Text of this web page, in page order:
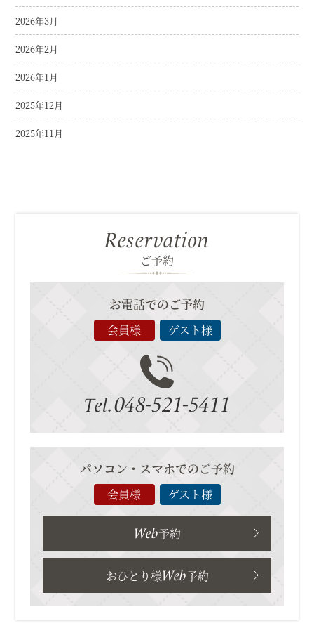
2026年3月
2026年2月
2026年1月
2025年12月
2025年11月
Reservation
ご予約
お電話でのご予約
会員様 ゲスト様
Tel.048-521-5411
パソコン・スマホでのご予約
会員様 ゲスト様
Web予約
おひとり様Web予約